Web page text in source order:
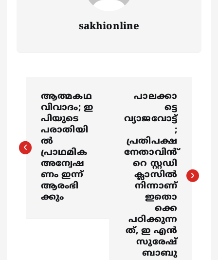
sakhionline
s
t
ആത്മകഥ
വിവാദം; ഇ
പിയുടെ
പരാതിയി
ൽ
പ്രാഥമിക
അന്വേഷ
ണം ഇന്ന്
ആരംഭി
ക്കും
പാലക്കാ
ട്ടെ
വ്യാജവോട്ട്
;
പ്രതിപക്ഷ
നേതാവിൻ്
റെ സ്റ്റഡി
ക്ലാസിൽ
നിന്നാണ്
ഇതൊ
ക്കെ
പഠിക്കുന്ന
ത്, ഇ എൻ
സുരേഷ്
ബാബു